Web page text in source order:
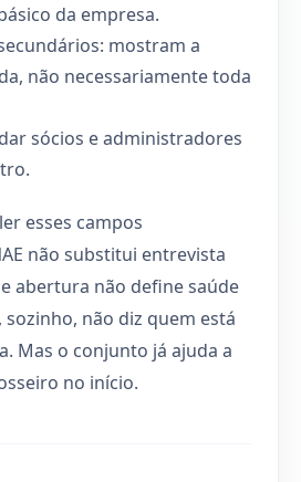
da empresa.
mostram a
não necessariamente toda
sócios e administradores
esses campos
não substitui entrevista
abertura não define saúde
sozinho, não diz quem está
Mas o conjunto já ajuda a
no início.